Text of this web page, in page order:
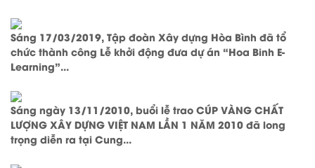
Sáng 17/03/2019, Tập đoàn Xây dựng Hòa Bình đã tổ
chức thành công Lễ khởi động đưa dự án “Hoa Binh E-
Learning”...
Sáng ngày 13/11/2010, buổi lễ trao CÚP VÀNG CHẤT
LƯỢNG XÂY DỰNG VIỆT NAM LẦN 1 NĂM 2010 đã long
trọng diễn ra tại Cung...